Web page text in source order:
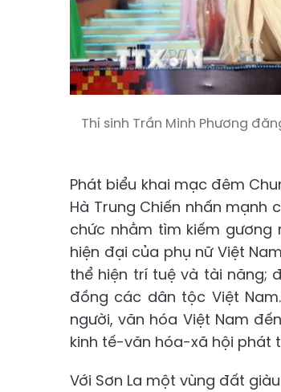
Thí sinh Trần Minh Phương
Phát biểu khai mạc đêm
Hà Trung Chiến nhấn mạnh
chức nhằm tìm kiếm
hiện đại của phụ nữ Việt
thể hiện trí tuệ và tài năng;
đồng các dân tộc Việt
người, văn hóa Việt Nam
kinh tế-văn hóa-xã hội phát
Với Sơn La một vùng đất